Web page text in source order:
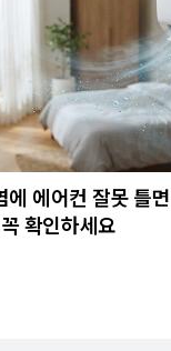
에 에어컨 잘못 틀
확인하세요